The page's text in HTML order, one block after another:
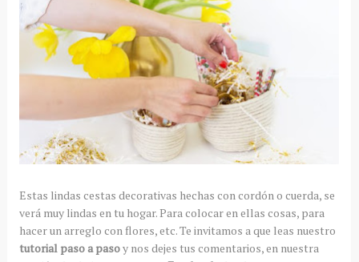
Estas lindas cestas decorativas hechas con cordón o cuerda, se
verá muy lindas en tu hogar. Para colocar en ellas cosas, para
hacer un arreglo con flores, etc. Te invitamos a que leas nuestro
tutorial paso a pasoy nos dejes tus comentarios, en nuestra